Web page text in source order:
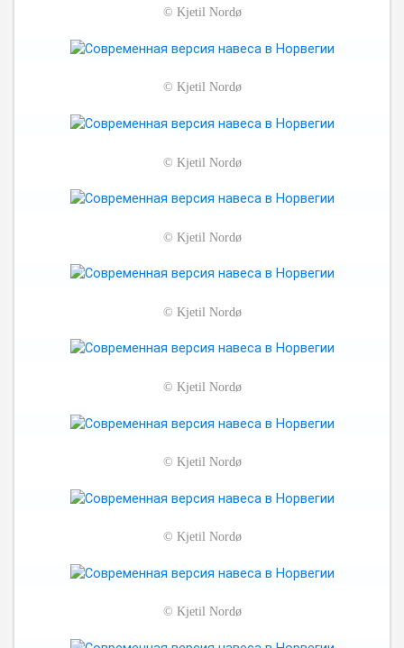
© Kjetil Nordø
© Kjetil Nordø
© Kjetil Nordø
© Kjetil Nordø
© Kjetil Nordø
© Kjetil Nordø
© Kjetil Nordø
© Kjetil Nordø
© Kjetil Nordø